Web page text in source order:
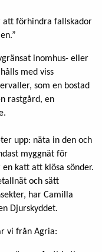
att förhindra fallskador
inomhus- eller
med viss
som en bostad
rastgård, en
upp: näta in den och
myggnät för
katt att klösa sönder.
och sätt
har Camilla
Djurskyddet.
vi från Agria: